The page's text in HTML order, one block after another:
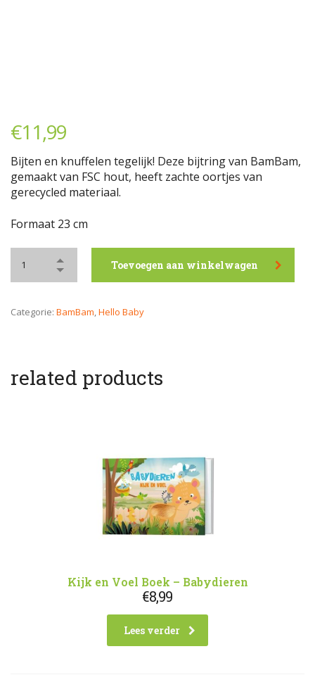
€11,99
Bijten en knuffelen tegelijk! Deze bijtring van BamBam,
gemaakt van FSC hout, heeft zachte oortjes van
gerecycled materiaal.
Formaat 23 cm
Toevoegen aan winkelwagen
Categorie: BamBam,Hello Baby
related products
Kijk en Voel Boek – Babydieren
€8,99
Lees verder